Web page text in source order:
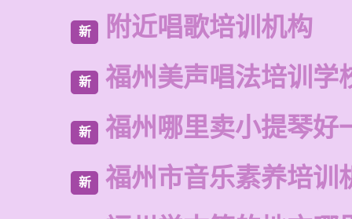
新 附近唱歌培训机构
新 福州美声唱法培训学
新 福州哪里卖小提琴好
新
福州市音乐素养培训